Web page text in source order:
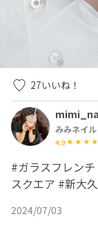
27いいね！
みみネイ
4.9
#ガラスフレン
スクエア #新大
2024/07/03